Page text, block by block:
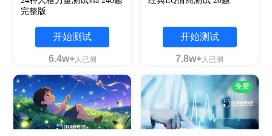
完整版
开始测试
6.4w+人已测
开始测试
7.8w+人已测
免费